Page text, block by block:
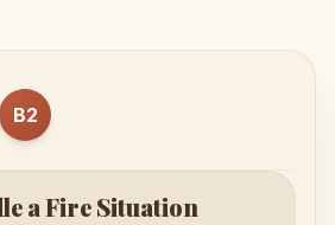
B2
a Fire Situation